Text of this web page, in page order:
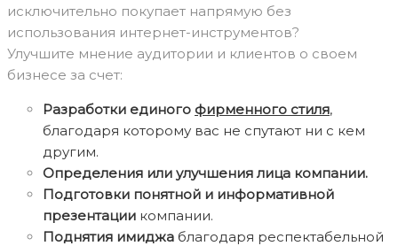
исключительно покупает напрямую без
использования интернет-инструментов?
Улучшите мнение аудитории и клиентов о своем
бизнесе за счет:
Разработки единого фирменного стиля,
благодаря которому вас не спутают ни с кем
другим.
Определения или улучшения лица компании.
Подготовки понятной и информативной
презентации компании.
Поднятия имиджа